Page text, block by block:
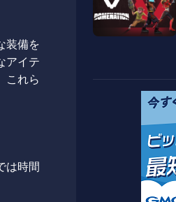
装備を
アイテ
これら
は時間